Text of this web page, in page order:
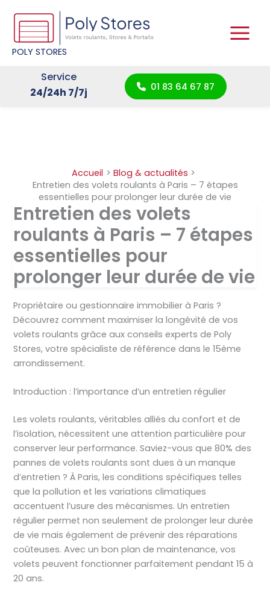
contenu
POLY STORES
Service
24/24h 7/7j
01 83 64 67 87
Accueil
Blog & actualités
Entretien des volets roulants à Paris – 7 étapes
essentielles pour prolonger leur durée de vie
Entretien des volets
roulants à Paris – 7 étapes
essentielles pour
prolonger leur durée de vie
Propriétaire ou gestionnaire immobilier à Paris ?
Découvrez comment maximiser la longévité de vos
volets roulants grâce aux conseils experts de Poly
Stores, votre spécialiste de référence dans le 15ème
arrondissement.
Introduction : l’importance d’un entretien régulier
Les volets roulants, véritables alliés du confort et de
l’isolation, nécessitent une attention particulière pour
conserver leur performance. Saviez-vous que 80% des
pannes de volets roulants sont dues à un manque
d’entretien ? À Paris, les conditions spécifiques telles
que la pollution et les variations climatiques
accentuent l’usure des mécanismes. Un entretien
régulier permet non seulement de prolonger leur durée
de vie mais également de prévenir des réparations
coûteuses. Avec un bon plan de maintenance, vos
volets peuvent fonctionner parfaitement pendant 15 à
20 ans.